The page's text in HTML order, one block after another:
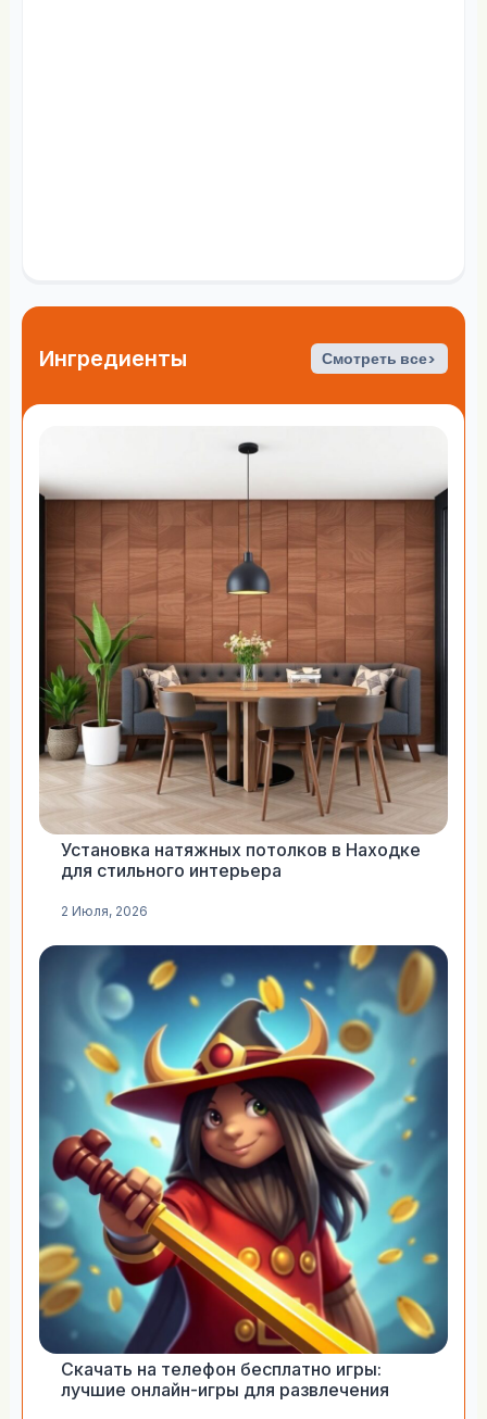
Ингредиенты Смотреть все>
Установка натяжных потолков в Находке
для стильного интерьера
2 Июля, 2026
Скачать на телефон бесплатно игры:
лучшие онлайн-игры для развлечения